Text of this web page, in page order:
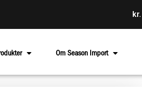
kr.
Om Season Import